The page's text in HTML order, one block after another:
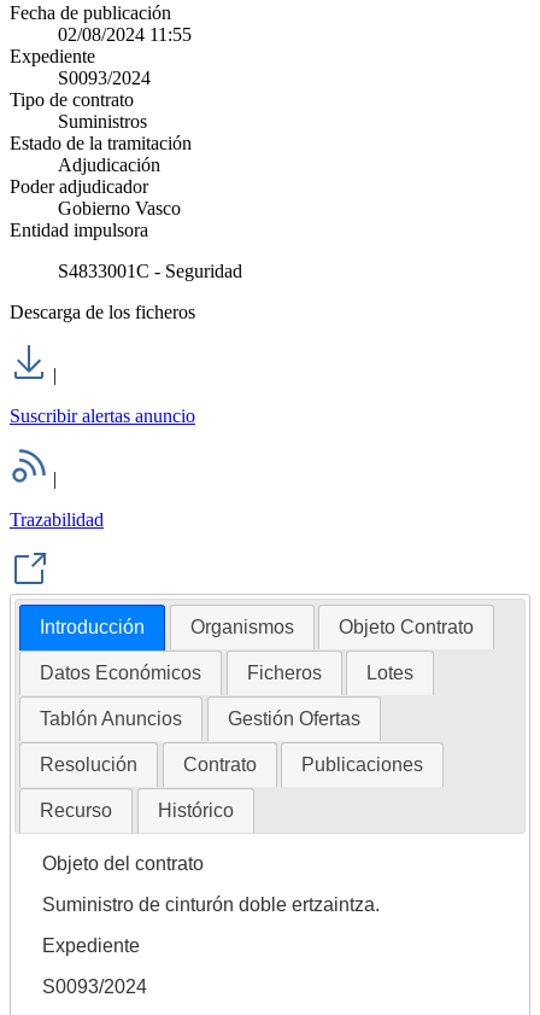
Fecha de publicación
02/08/2024 11:55
Expediente
S0093/2024
Tipo de contrato
Suministros
Estado de la tramitación
Adjudicación
Poder adjudicador
Gobierno Vasco
Entidad impulsora
S4833001C - Seguridad
Descarga de los ficheros
|
Suscribir alertas anuncio
|
Trazabilidad
Introducción Organismos Objeto Contrato
Datos Económicos Ficheros Lotes
Tablón Anuncios Gestión Ofertas
Resolución Contrato Publicaciones
Recurso Histórico
Objeto del contrato
Suministro de cinturón doble ertzaintza.
Expediente
S0093/2024